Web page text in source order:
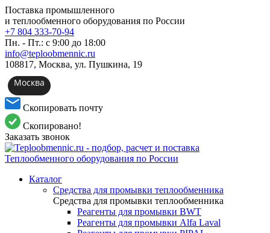
Поставка промышленного
и теплообменного оборудования по России
+7 804 333-70-94
Пн. - Пт.: с 9:00 до 18:00
info@teploobmennic.ru
108817, Москва, ул. Пушкина, 19
Москва
Скопировать почту
Скопировано!
Заказать звонок
Каталог
Средства для промывки теплообменника
Средства для промывки теплообменника
Реагенты для промывки BWT
Реагенты для промывки Alfa Laval